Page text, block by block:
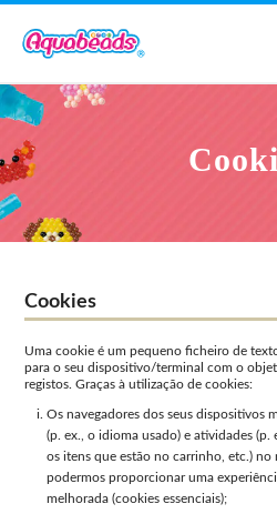
Como Brincar
Vídeos
Para os Pais
Cookies
Uma cookie é um pequeno ficheiro de
para o seu dispositivo/terminal com o
registos. Graças à utilização de cookies:
Os navegadores dos seus dispositivos
(p. ex., o idioma usado) e atividades (p.
os itens que estão no carrinho, etc.) no
podermos proporcionar uma
melhorada (cookies essenciais);